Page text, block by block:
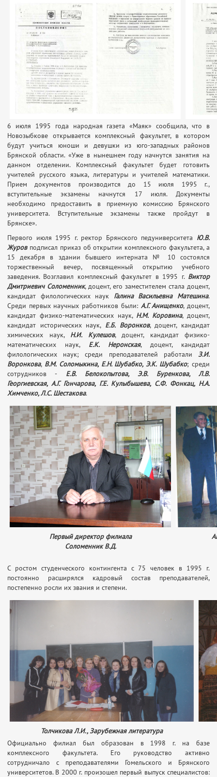
6 июля 1995 года народная газета «Маяк» сообщила, что в
Новозыбкове открывается комплексный факультет, в котором
будут учиться юноши и девушки из юго-западных районов
Брянской области. «Уже в нынешнем году начнутся занятия на
данном отделении. Комплексный факультет будет готовить
учителей русского языка, литературы и учителей математики.
Прием документов производится до 15 июля 1995 г.,
вступительные экзамены начнутся 17 июля. Документы
необходимо предоставить в приемную комиссию Брянского
университета. Вступительные экзамены также пройдут в
Брянске».
Первого июля 1995 г. ректор Брянского педуниверситета Ю.В.
Журовподписал приказ об открытии комплексного факультета, а
15 декабря в здании бывшего интерната № 10 состоялся
торжественный вечер, посвященный открытию учебного
заведения. Возглавил комплексный факультет в 1995 г. Виктор
Дмитриевич Соломенник, доцент, его заместителем стала доцент,
кандидат филологических наук Галина Васильевна Матешина.
Среди первых научных работников были: А.Г. Анищенко, доцент,
кандидат физико-математических наук, Н.М. Коровина, доцент,
кандидат исторических наук, Е.Б. Воронков, доцент, кандидат
химических наук, Н.И. Кулешов, доцент, кандидат физико-
математических наук, Е.К. Неронская, доцент, кандидат
филологических наук; среди преподавателей работали З.И.
Воронкова, В.М. Соломыкина, Е.Н. Шубабко, Э.К. Шубабко; среди
сотрудников - Е.В. Белокопытова, Э.В. Буренкова, Л.В.
Георгиевская, А.Г. Гончарова, Г.Е. Кулыбышева, С.Ф. Фонкац, Н.А.
Химченко, Л.С. Шестакова.
Первый директор филиала
Соломенник В.Д.
С ростом студенческого контингента с 75 человек в 1995 г.
постоянно расширялся кадровый состав преподавателей,
постепенно росли их звания и степени.
Толчикова Л.И., Зарубежная литература
Официально филиал был образован в 1998 г. на базе
комплексного факультета. Его руководство активно
сотрудничало с преподавателями Гомельского и Брянского
университетов. В 2000 г. произошел первый выпуск специалистов: